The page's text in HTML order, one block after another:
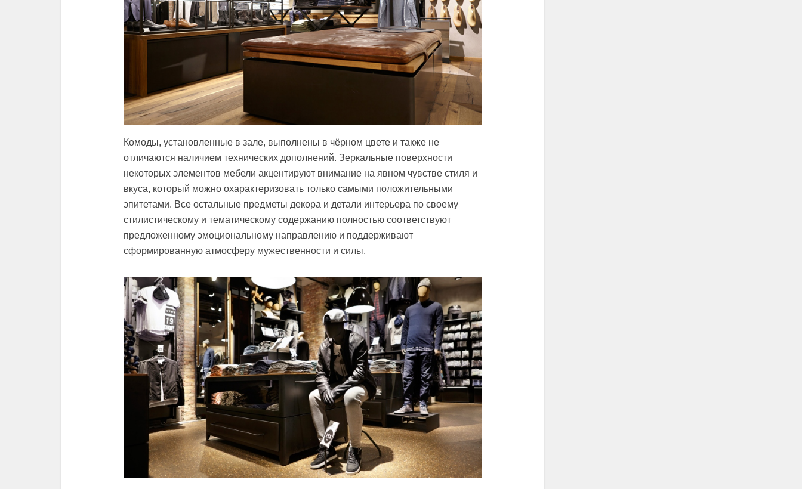
Комоды, установленные в зале, выполнены в чёрном цвете и также не
отличаются наличием технических дополнений. Зеркальные поверхности
некоторых элементов мебели акцентируют внимание на явном чувстве стиля и
вкуса, который можно охарактеризовать только самыми положительными
эпитетами. Все остальные предметы декора и детали интерьера по своему
стилистическому и тематическому содержанию полностью соответствуют
предложенному эмоциональному направлению и поддерживают
сформированную атмосферу мужественности и силы.